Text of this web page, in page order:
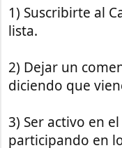
1) Suscribirte al
lista.
2) Dejar un
diciendo que
3) Ser activo en
participando en